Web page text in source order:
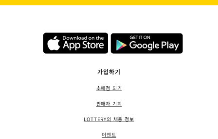
가입하기
소매점 되기
판매자 기회
LOTTERY의 채용 정보
이벤트